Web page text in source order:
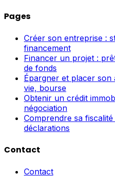
Pages
Créer son entreprise :
financement
Financer un projet :
de fonds
Épargner et placer
vie, bourse
Obtenir un crédit
négociation
Comprendre sa
déclarations
Contact
Contact